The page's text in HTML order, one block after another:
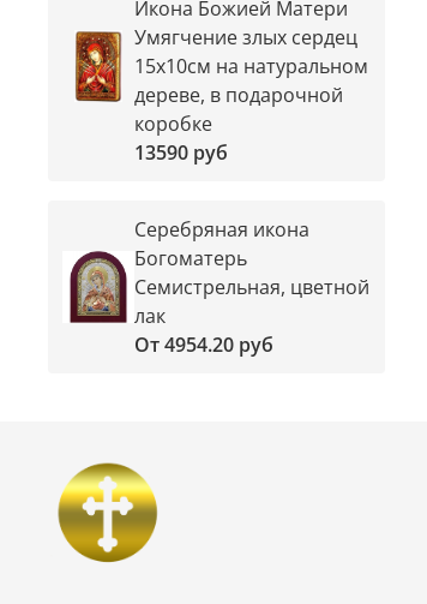
Икона Божией Матери
Умягчение злых сердец
15х10см на натуральном
дереве, в подарочной
коробке
13590 руб
Серебряная икона
Богоматерь
Семистрельная, цветной
лак
От4954.20 руб